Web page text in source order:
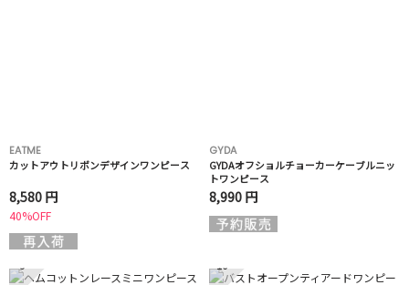
EATME
カットアウトリボンデザインワンピース
8,580 円
40%OFF
GYDA
GYDAオフショルチョーカーケーブルニッ
トワンピース
8,990 円
9 10